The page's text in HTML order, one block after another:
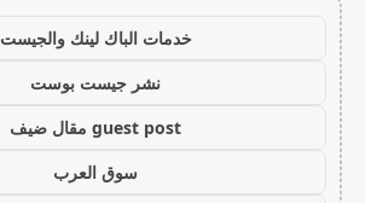
خدمات الباك لينك والجيست
نشر جيست بوست
guest post مقال ضيف
سوق العرب